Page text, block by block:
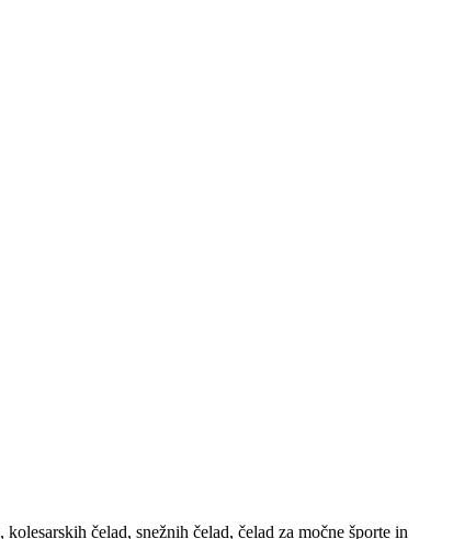
čelad, snežnih čelad, čelad za močne športe in